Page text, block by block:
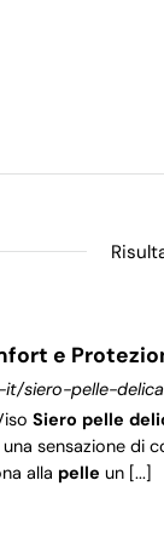
e
siero-pelle-
Siero pelle
sensazione di
alla pelle un [...]